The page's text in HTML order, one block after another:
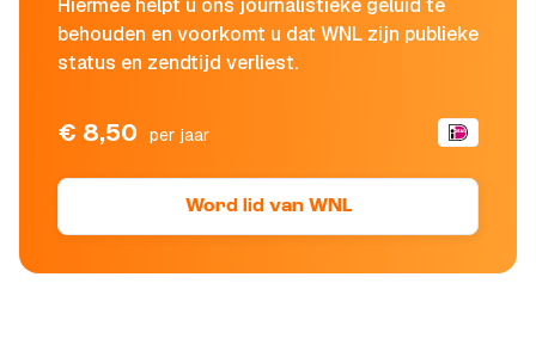
Hiermee helpt u ons journalistieke geluid te
behouden en voorkomt u dat WNL zijn publieke
status en zendtijd verliest.
€ 8,50 per jaar
Word lid van WNL